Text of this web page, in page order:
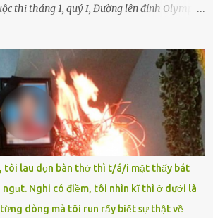
thi tháng 1, quý I, Đường lên đỉnh Olympia.
xao, bức xúc trong dư luận. Ngay sau đó,
Nguyễn Tất Thành báo cáo xác nhận tài
học sinh Chu Ngọc Quang Vinh, lớp 12 Anh
này từng giành ngôi vô địch, mang về
thi tháng 1, quý I, Đường lên đỉnh Olympia
dục, học sinh Chu Ngọc Quang Vinh đã
bài viết của bản thân trên mạng xã hội
nên đã chủ động gỡ bài viết và đăng bài
cá nhân. Chu Ngọc Quang Vinh làm việc
Ảnh: Đơn vị cung...
tôi lau dọn bàn thờ thì t/á/i mặt thấy bát
ngụt. Nghi có điềm, tôi nhìn kĩ thì ở dưới là
dòng mà tôi run rẩy biết sự thật về